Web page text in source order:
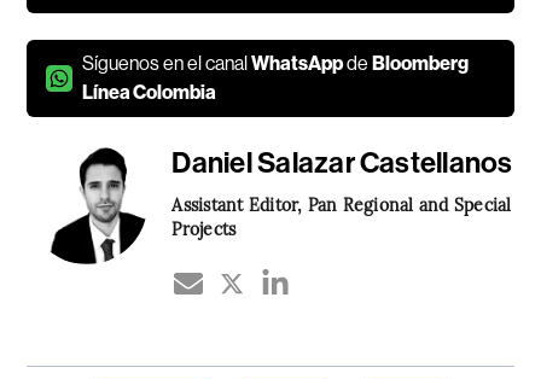
Síguenos en el canalWhatsAppdeBloomberg
Línea Colombia
Daniel Salazar Castellanos
Assistant Editor, Pan Regional and Special
Projects